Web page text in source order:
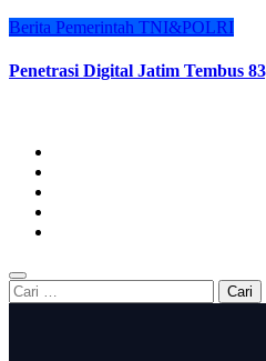
Berita Pemerintah TNI&POLRI
Penetrasi Digital Jatim Tembus
Cari
untuk: